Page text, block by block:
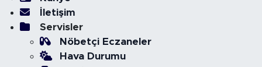
İletişim
Servisler
Nöbetçi Eczaneler
Hava Durumu